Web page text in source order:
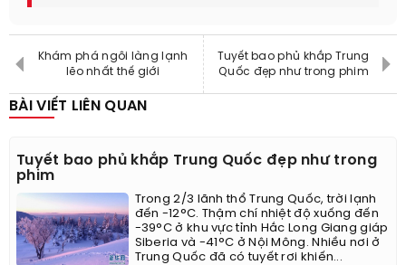
Khám phá ngôi làng lạnh
lẽo nhất thế giới
Tuyết bao phủ khắp Trung
Quốc đẹp như trong phim
BÀI VIẾT LIÊN QUAN
Tuyết bao phủ khắp Trung Quốc đẹp như trong
phim
Trong 2/3 lãnh thổ Trung Quốc, trời lạnh
đến -12°C. Thậm chí nhiệt độ xuống đến
-39°C ở khu vực tỉnh Hắc Long Giang giáp
Siberia và -41°C ở Nội Mông. Nhiều nơi ở
Trung Quốc đã có tuyết rơi khiến...